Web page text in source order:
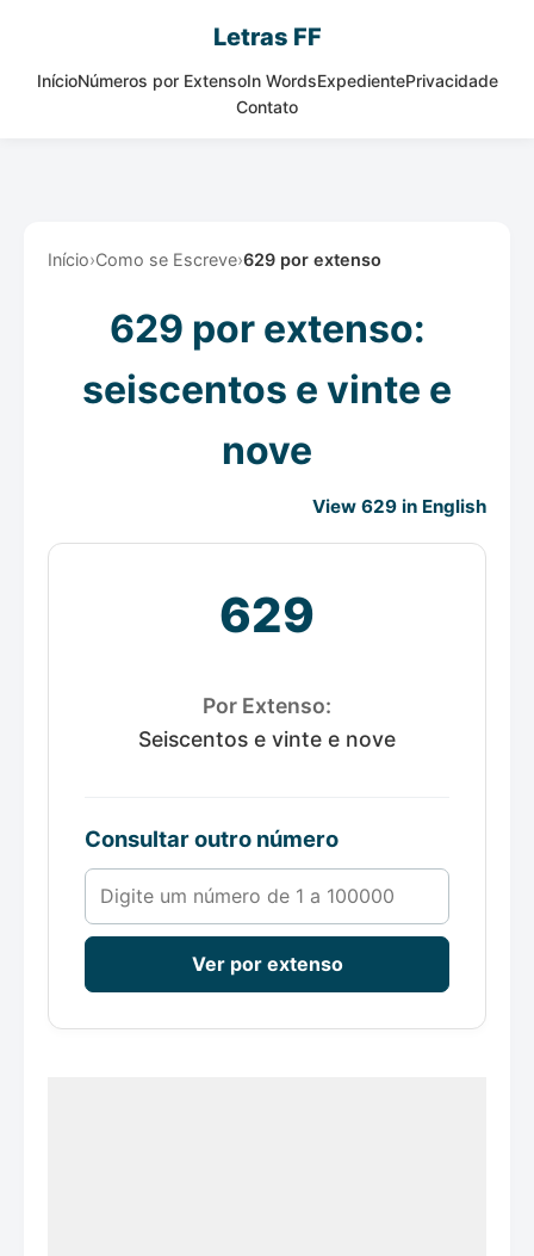
Letras FF
InícioNúmeros por ExtensoIn WordsExpedientePrivacidade
Contato
Início›Como se Escreve›629 por extenso
629 por extenso:
seiscentos e vinte e
nove
View 629 in English
629
Por Extenso:
Seiscentos e vinte e nove
Consultar outro número
Número de 1 a 100000
Ver por extenso